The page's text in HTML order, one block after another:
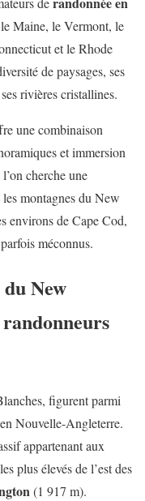
Maine, le Vermont, le
et le Rhode
de paysages, ses
rivières cristallines.
une combinaison
et immersion
cherche une
les montagnes du New
environs de Cape Cod,
méconnus.
New
figurent parmi
Nouvelle-Angleterre.
appartenant aux
plus élevés de l’est des
(1 917 m).